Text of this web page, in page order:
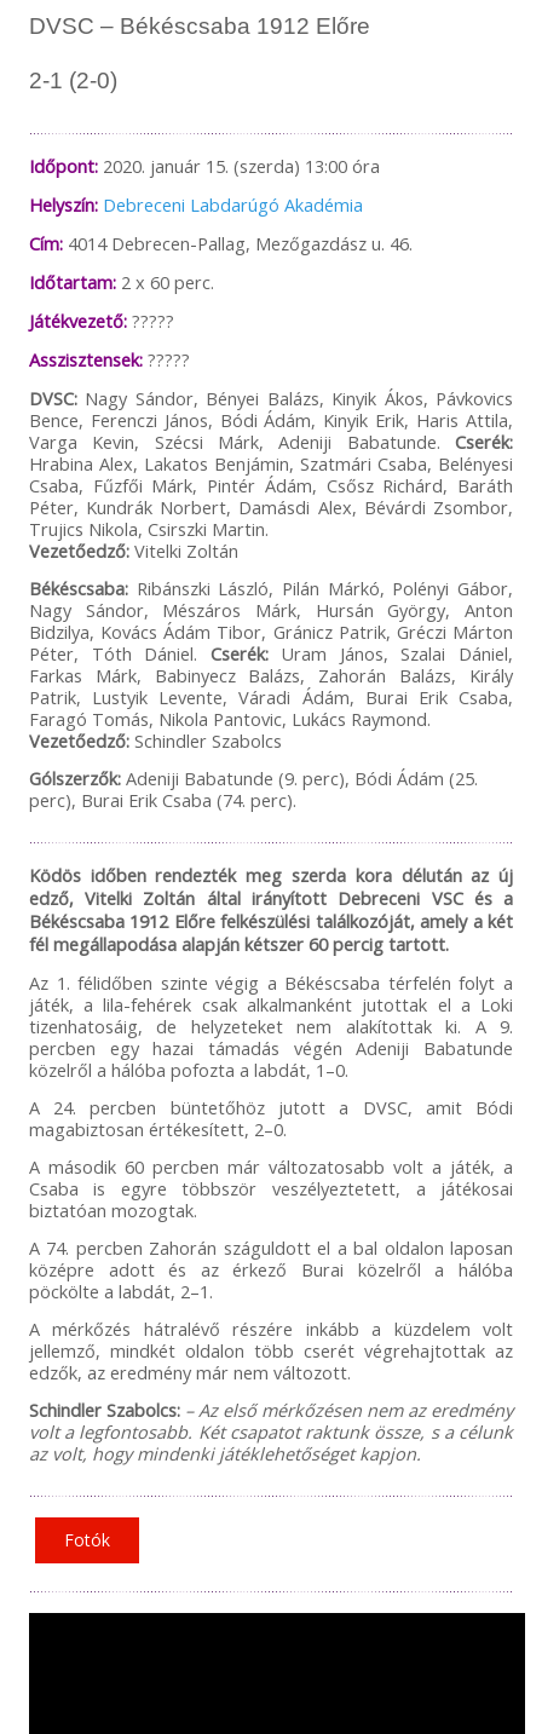
DVSC – Békéscsaba 1912 Előre
2-1 (2-0)
Időpont:2020. január 15. (szerda) 13:00 óra
Helyszín: Debreceni Labdarúgó Akadémia
Cím:4014 Debrecen-Pallag, Mezőgazdász u. 46.
Időtartam:2 x 60 perc.
Játékvezető:?????
Asszisztensek:?????
DVSC:Nagy Sándor, Bényei Balázs, Kinyik Ákos, Pávkovics
Bence, Ferenczi János, Bódi Ádám, Kinyik Erik, Haris Attila,
Varga Kevin, Szécsi Márk, Adeniji Babatunde.Cserék:
Hrabina Alex, Lakatos Benjámin, Szatmári Csaba, Belényesi
Csaba, Fűzfői Márk, Pintér Ádám, Csősz Richárd, Baráth
Péter, Kundrák Norbert, Damásdi Alex, Bévárdi Zsombor,
Trujics Nikola, Csirszki Martin.
Vezetőedző:Vitelki Zoltán
Békéscsaba:Ribánszki László, Pilán Márkó, Polényi Gábor,
Nagy Sándor, Mészáros Márk, Hursán György, Anton
Bidzilya, Kovács Ádám Tibor, Gránicz Patrik, Gréczi Márton
Péter, Tóth Dániel. Cserék:Uram János, Szalai Dániel,
Farkas Márk, Babinyecz Balázs, Zahorán Balázs, Király
Patrik, Lustyik Levente, Váradi Ádám, Burai Erik Csaba,
Faragó Tomás, Nikola Pantovic, Lukács Raymond.
Vezetőedző:Schindler Szabolcs
Gólszerzők:Adeniji Babatunde (9. perc), Bódi Ádám (25.
perc), Burai Erik Csaba (74. perc).
Ködös időben rendezték meg szerda kora délután az új
edző, Vitelki Zoltán által irányított Debreceni VSC és a
Békéscsaba 1912 Előre felkészülési találkozóját, amely a két
fél megállapodása alapján kétszer 60 percig tartott.
Az 1. félidőben szinte végig a Békéscsaba térfelén folyt a
játék, a lila-fehérek csak alkalmanként jutottak el a Loki
tizenhatosáig, de helyzeteket nem alakítottak ki. A 9.
percben egy hazai támadás végén Adeniji Babatunde
közelről a hálóba pofozta a labdát, 1–0.
A 24. percben büntetőhöz jutott a DVSC, amit Bódi
magabiztosan értékesített, 2–0.
A második 60 percben már változatosabb volt a játék, a
Csaba is egyre többször veszélyeztetett, a játékosai
biztatóan mozogtak.
A 74. percben Zahorán száguldott el a bal oldalon laposan
középre adott és az érkező Burai közelről a hálóba
pöckölte a labdát, 2–1.
A mérkőzés hátralévő részére inkább a küzdelem volt
jellemző, mindkét oldalon több cserét végrehajtottak az
edzők, az eredmény már nem változott.
Schindler Szabolcs: – Az első mérkőzésen nem az eredmény
volt a legfontosabb. Két csapatot raktunk össze, s a célunk
az volt, hogy mindenki játéklehetőséget kapjon.
Fotók